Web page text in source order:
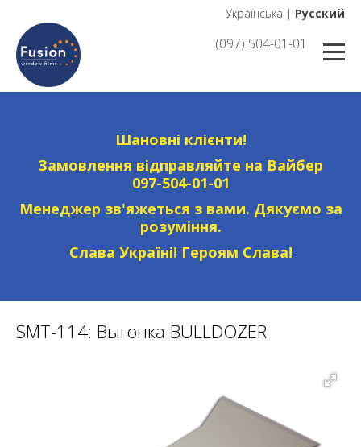
Українська | Русский
(097) 504-01-01
Шановні клієнти!
Замовлення відправляйте на Вайбер
097-504-01-01
Менеджер зв'яжеться з вами. Дякуємо за
розуміння.
Слава Україні! Героям Слава!
SMT-114: Выгонка BULLDOZER